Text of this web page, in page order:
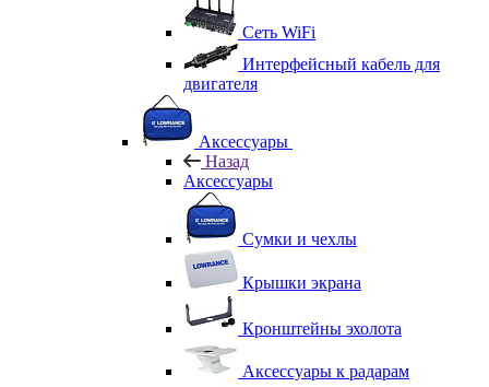
Сеть WiFi
Интерфейсный кабель для
двигателя
Аксессуары
Назад
Аксессуары
Сумки и чехлы
Крышки экрана
Кронштейны эхолота
Аксессуары к радарам